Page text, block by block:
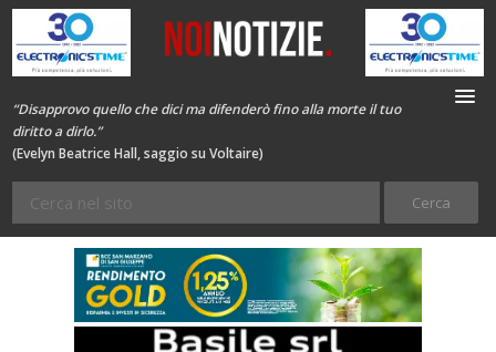
“Disapprovo quello che dici ma difenderò fino alla morte il tuo
diritto a dirlo.”
(Evelyn Beatrice Hall, saggio su Voltaire)